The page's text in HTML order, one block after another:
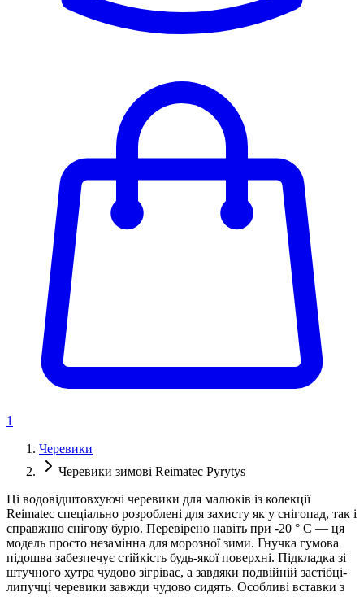
1
Черевики
Черевики зимові Reimatec Pyrytys
Ці водовідштовхуючі черевики для малюків із колекції
Reimatec спеціально розроблені для захисту як у снігопад, так і
справжню снігову бурю. Перевірено навіть при -20 ° C — ця
модель просто незамінна для морозної зими. Гнучка гумова
підошва забезпечує стійкість будь-якої поверхні. Підкладка зі
штучного хутра чудово зігріває, а завдяки подвійній застібці-
липучці черевики завжди чудово сидять. Особливі вставки з